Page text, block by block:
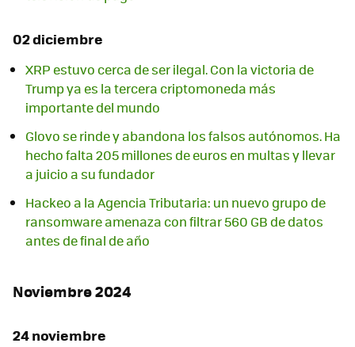
02 diciembre
XRP estuvo cerca de ser ilegal. Con la victoria de
Trump ya es la tercera criptomoneda más
importante del mundo
Glovo se rinde y abandona los falsos autónomos. Ha
hecho falta 205 millones de euros en multas y llevar
a juicio a su fundador
Hackeo a la Agencia Tributaria: un nuevo grupo de
ransomware amenaza con filtrar 560 GB de datos
antes de final de año
Noviembre 2024
24 noviembre